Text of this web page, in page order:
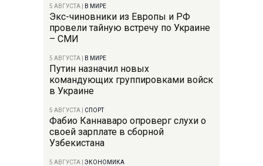
5 АВГУСТА В МИРЕ
Экс-чиновники из Европы и РФ
провели тайную встречу по Украине
– СМИ
5 АВГУСТА В МИРЕ
Путин назначил новых
командующих группировками войск
в Украине
5 АВГУСТА СПОРТ
Фабио Каннаваро опроверг слухи о
своей зарплате в сборной
Узбекистана
5 АВГУСТА ЭКОНОМИКА